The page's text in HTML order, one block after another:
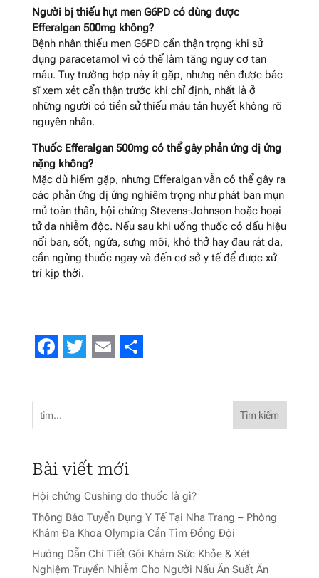
Người bị thiếu hụt men G6PD có dùng được
Efferalgan 500mg không?
Bệnh nhân thiếu men G6PD cần thận trọng khi sử
dụng paracetamol vì có thể làm tăng nguy cơ tan
máu. Tuy trường hợp này ít gặp, nhưng nên được bác
sĩ xem xét cẩn thận trước khi chỉ định, nhất là ở
những người có tiền sử thiếu máu tán huyết không rõ
nguyên nhân.
Thuốc Efferalgan 500mg có thể gây phản ứng dị ứng
nặng không?
Mặc dù hiếm gặp, nhưng Efferalgan vẫn có thể gây ra
các phản ứng dị ứng nghiêm trọng như phát ban mụn
mủ toàn thân, hội chứng Stevens-Johnson hoặc hoại
tử da nhiễm độc. Nếu sau khi uống thuốc có dấu hiệu
nổi ban, sốt, ngứa, sưng môi, khó thở hay đau rát da,
cần ngừng thuốc ngay và đến cơ sở y tế để được xử
trí kịp thời.
Tìm kiếm
Bài viết mới
Hội chứng Cushing do thuốc là gì?
Thông Báo Tuyển Dụng Y Tế Tại Nha Trang – Phòng
Khám Đa Khoa Olympia Cần Tìm Đồng Đội
Hướng Dẫn Chi Tiết Gói Khám Sức Khỏe & Xét
Nghiệm Truyền Nhiễm Cho Người Nấu Ăn Suất Ăn